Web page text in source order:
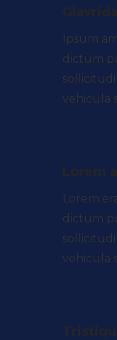
Ipsum
dictum
vehicula
Lorem
Lorem
dictum
vehicula